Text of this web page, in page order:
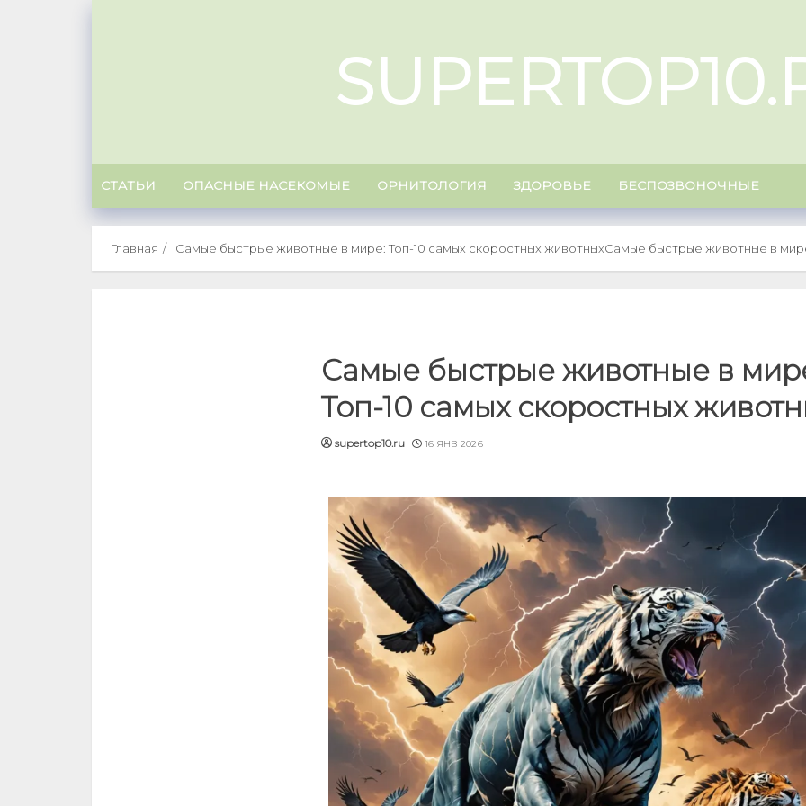
СТАТЬИ ОПАСНЫЕ НАСЕКОМЫЕ ОРНИТОЛОГИЯ ЗДОРОВЬЕ БЕСПОЗВОНОЧНЫЕ
Главная Самые быстрые животные в мире: Топ-10 самых скоростных животныхСамые быстрые животные в
Самые быстрые животные в
Топ-10 самых скоростных
supertop10.ru 16 ЯНВ 2026